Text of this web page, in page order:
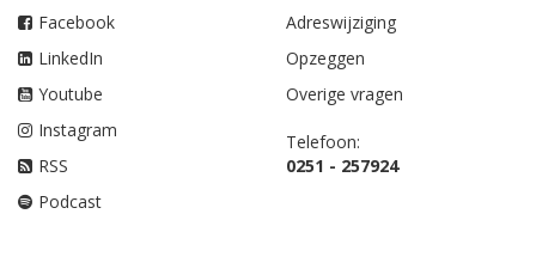
Facebook
LinkedIn
Youtube
Instagram
RSS
Podcast
Adreswijziging
Opzeggen
Overige vragen
Telefoon:
0251 - 257924